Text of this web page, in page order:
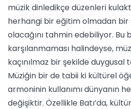
müzik dinledikçe düzenleri
herhangi bir eğitim olmadan bir
olacağını tahmin edebiliyor. Bu
karşılanmaması halindeyse,
kaçınılmaz bir şekilde duygusal
Müziğin bir de tabii ki kültürel
armoninin kullanımı dünyanın
değişiktir. Özellikle Batı’da,